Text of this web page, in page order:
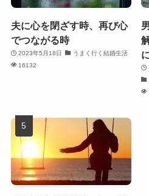
夫に心を閉ざす時、再び心
でつながる時
2023年5月18日
うまく行く結婚生活
16132